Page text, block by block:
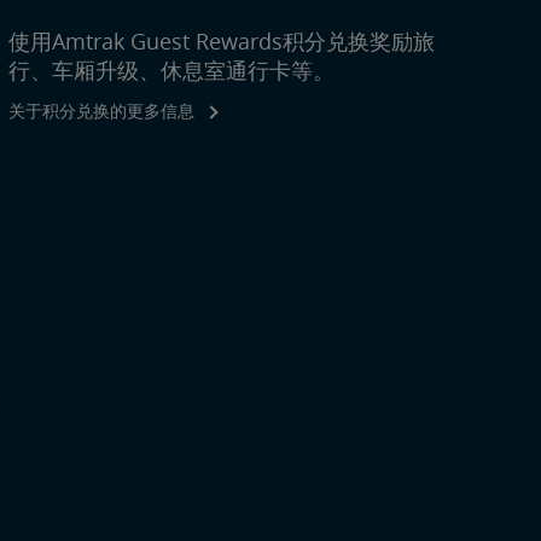
使用Amtrak Guest Rewards积分兑换奖励旅
行、车厢升级、休息室通行卡等。
关于积分兑换的更多信息